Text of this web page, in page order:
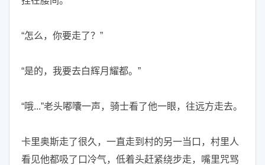
“怎么，你要走了？”
“是的，我要去白辉月耀都。”
“哦...”老头嘟囔一声，骑士看了他一眼，往远方走去。
卡里奥斯走了很久，一直走到村的另一当口，村里人
看见他都吸了口冷气，低着头赶紧绕步走，嘴里咒骂